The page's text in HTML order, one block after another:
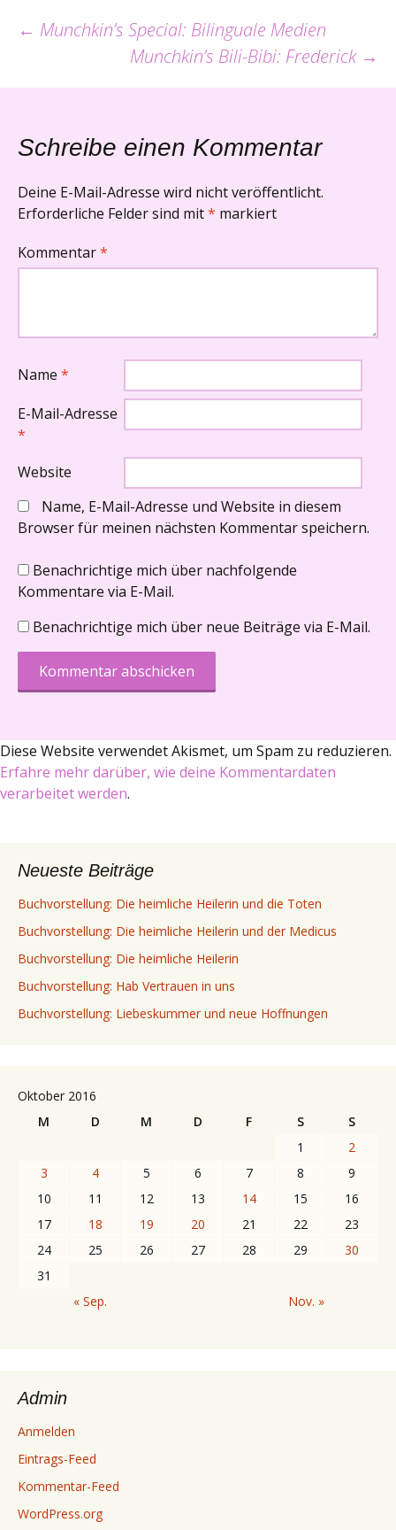
Beitrags-
Navigation
← Munchkin’s Special: Bilinguale Medien
Munchkin’s Bili-Bibi: Frederick →
Schreibe einen Kommentar
Deine E-Mail-Adresse wird nicht veröffentlicht.
Erforderliche Felder sind mit* markiert
Kommentar*
Name *
E-Mail-Adresse
*
Website
Name, E-Mail-Adresse und Website in diesem
Browser für meinen nächsten Kommentar speichern.
Benachrichtige mich über nachfolgende
Kommentare via E-Mail.
Benachrichtige mich über neue Beiträge via E-Mail.
Diese Website verwendet Akismet, um Spam zu reduzieren.
Erfahre mehr darüber, wie deine Kommentardaten
verarbeitet werden.
Neueste Beiträge
Buchvorstellung: Die heimliche Heilerin und die Toten
Buchvorstellung: Die heimliche Heilerin und der Medicus
Buchvorstellung: Die heimliche Heilerin
Buchvorstellung: Hab Vertrauen in uns
Buchvorstellung: Liebeskummer und neue Hoffnungen
Oktober 2016
M
D M D F S
S
1
2
3
4 5 6 7 8
9
10
11 12 13 14 15
16
17
18 19 20 21 22
23
24
25 26 27 28 29
30
31
« Sep.
Nov. »
Admin
Anmelden
Eintrags-Feed
Kommentar-Feed
WordPress.org